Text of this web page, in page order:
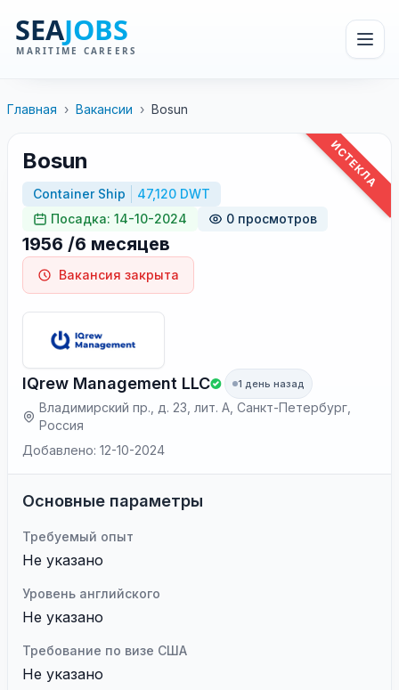
Главная › Вакансии › Bosun
ИСТЕКЛА
Bosun
Container Ship
47,120 DWT
Посадка: 14-10-2024
0 просмотров
1956 /6 месяцев
Вакансия закрыта
IQrew Management LLC 1 день назад
Владимирский пр., д. 23, лит. А, Санкт-Петербург,
Россия
Добавлено: 12-10-2024
Основные параметры
Требуемый опыт
Не указано
Уровень английского
Не указано
Требование по визе США
Не указано